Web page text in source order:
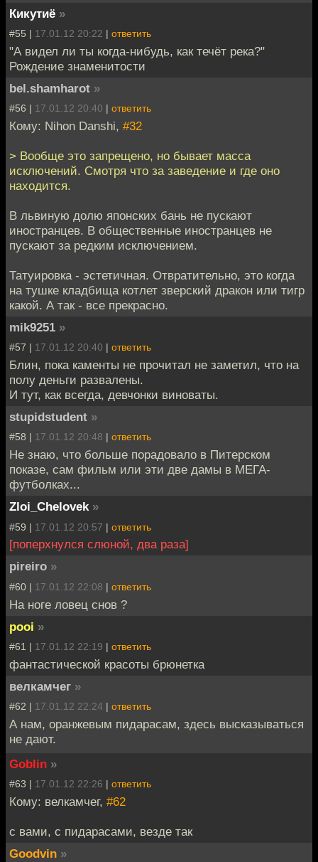
Кикутиё »
#55 | 17.01.12 20:22 | ответить
"А видел ли ты когда-нибудь, как течёт река?"
Рождение знаменитости
bel.shamharot »
#56 | 17.01.12 20:40 | ответить
Кому: Nihon Danshi, #32
> Вообще это запрещено, но бывает масса
исключений. Смотря что за заведение и где оно
находится.
В львиную долю японских бань не пускают
иностранцев. В общественные иностранцев не
пускают за редким исключением.
Татуировка - эстетичная. Отвратительно, это когда
на тушке кладбища котлет зверский дракон или тигр
какой. А так - все прекрасно.
mik9251 »
#57 | 17.01.12 20:40 | ответить
Блин, пока каменты не прочитал не заметил, что на
полу деньги развалены.
И тут, как всегда, девчонки виноваты.
stupidstudent »
#58 | 17.01.12 20:48 | ответить
Не знаю, что больше порадовало в Питерском
показе, сам фильм или эти две дамы в МЕГА-
футболках...
Zloi_Chelovek »
#59 | 17.01.12 20:57 | ответить
[поперхнулся слюной, два раза]
pireiro »
#60 | 17.01.12 22:08 | ответить
На ноге ловец снов ?
pooi »
#61 | 17.01.12 22:19 | ответить
фантастической красоты брюнетка
велкамчег »
#62 | 17.01.12 22:24 | ответить
А нам, оранжевым пидарасам, здесь высказываться
не дают.
Goblin »
#63 | 17.01.12 22:26 | ответить
Кому: велкамчег, #62
с вами, с пидарасами, везде так
Goodvin »